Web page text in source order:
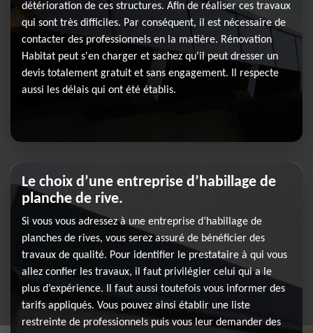
détérioration de ces structures. Afin de réaliser ces travaux
qui sont très difficiles. Par conséquent, il est nécessaire de
contacter des professionnels en la matière. Rénovation
Habitat peut s'en charger et sachez qu'il peut dresser un
devis totalement gratuit et sans engagement. Il respecte
aussi les délais qui ont été établis.
Le choix d’une entreprise d’habillage de
planche de rive.
Si vous vous adressez à une entreprise d’habillage de
planches de rives, vous serez assuré de bénéficier des
travaux de qualité. Pour identifier le prestataire à qui vous
allez confier les travaux, il faut privilégier celui qui a le
plus d’expérience. Il faut aussi toutefois vous informer des
tarifs appliqués. Vous pouvez ainsi établir une liste
restreinte de professionnels puis vous leur demander des